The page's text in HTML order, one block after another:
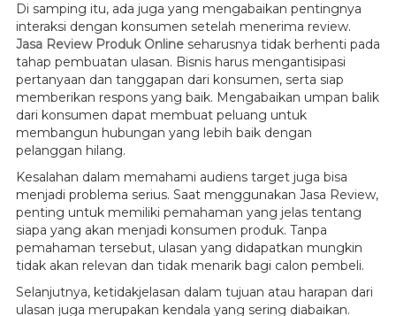
Di samping itu, ada juga yang mengabaikan pentingnya
interaksi dengan konsumen setelah menerima review.
Jasa Review Produk Onlineseharusnya tidak berhenti pada
tahap pembuatan ulasan. Bisnis harus mengantisipasi
pertanyaan dan tanggapan dari konsumen, serta siap
memberikan respons yang baik. Mengabaikan umpan balik
dari konsumen dapat membuat peluang untuk
membangun hubungan yang lebih baik dengan
pelanggan hilang.
Kesalahan dalam memahami audiens target juga bisa
menjadi problema serius. Saat menggunakan Jasa Review,
penting untuk memiliki pemahaman yang jelas tentang
siapa yang akan menjadi konsumen produk. Tanpa
pemahaman tersebut, ulasan yang didapatkan mungkin
tidak akan relevan dan tidak menarik bagi calon pembeli.
Selanjutnya, ketidakjelasan dalam tujuan atau harapan dari
ulasan juga merupakan kendala yang sering diabaikan.